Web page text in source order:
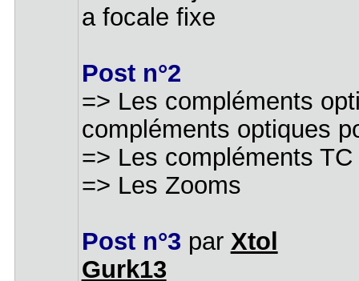
a focale fixe
Post n°2
=> Les
compléments optiques
=> Les
=>
Post n°3 par Xtol
Gurk13